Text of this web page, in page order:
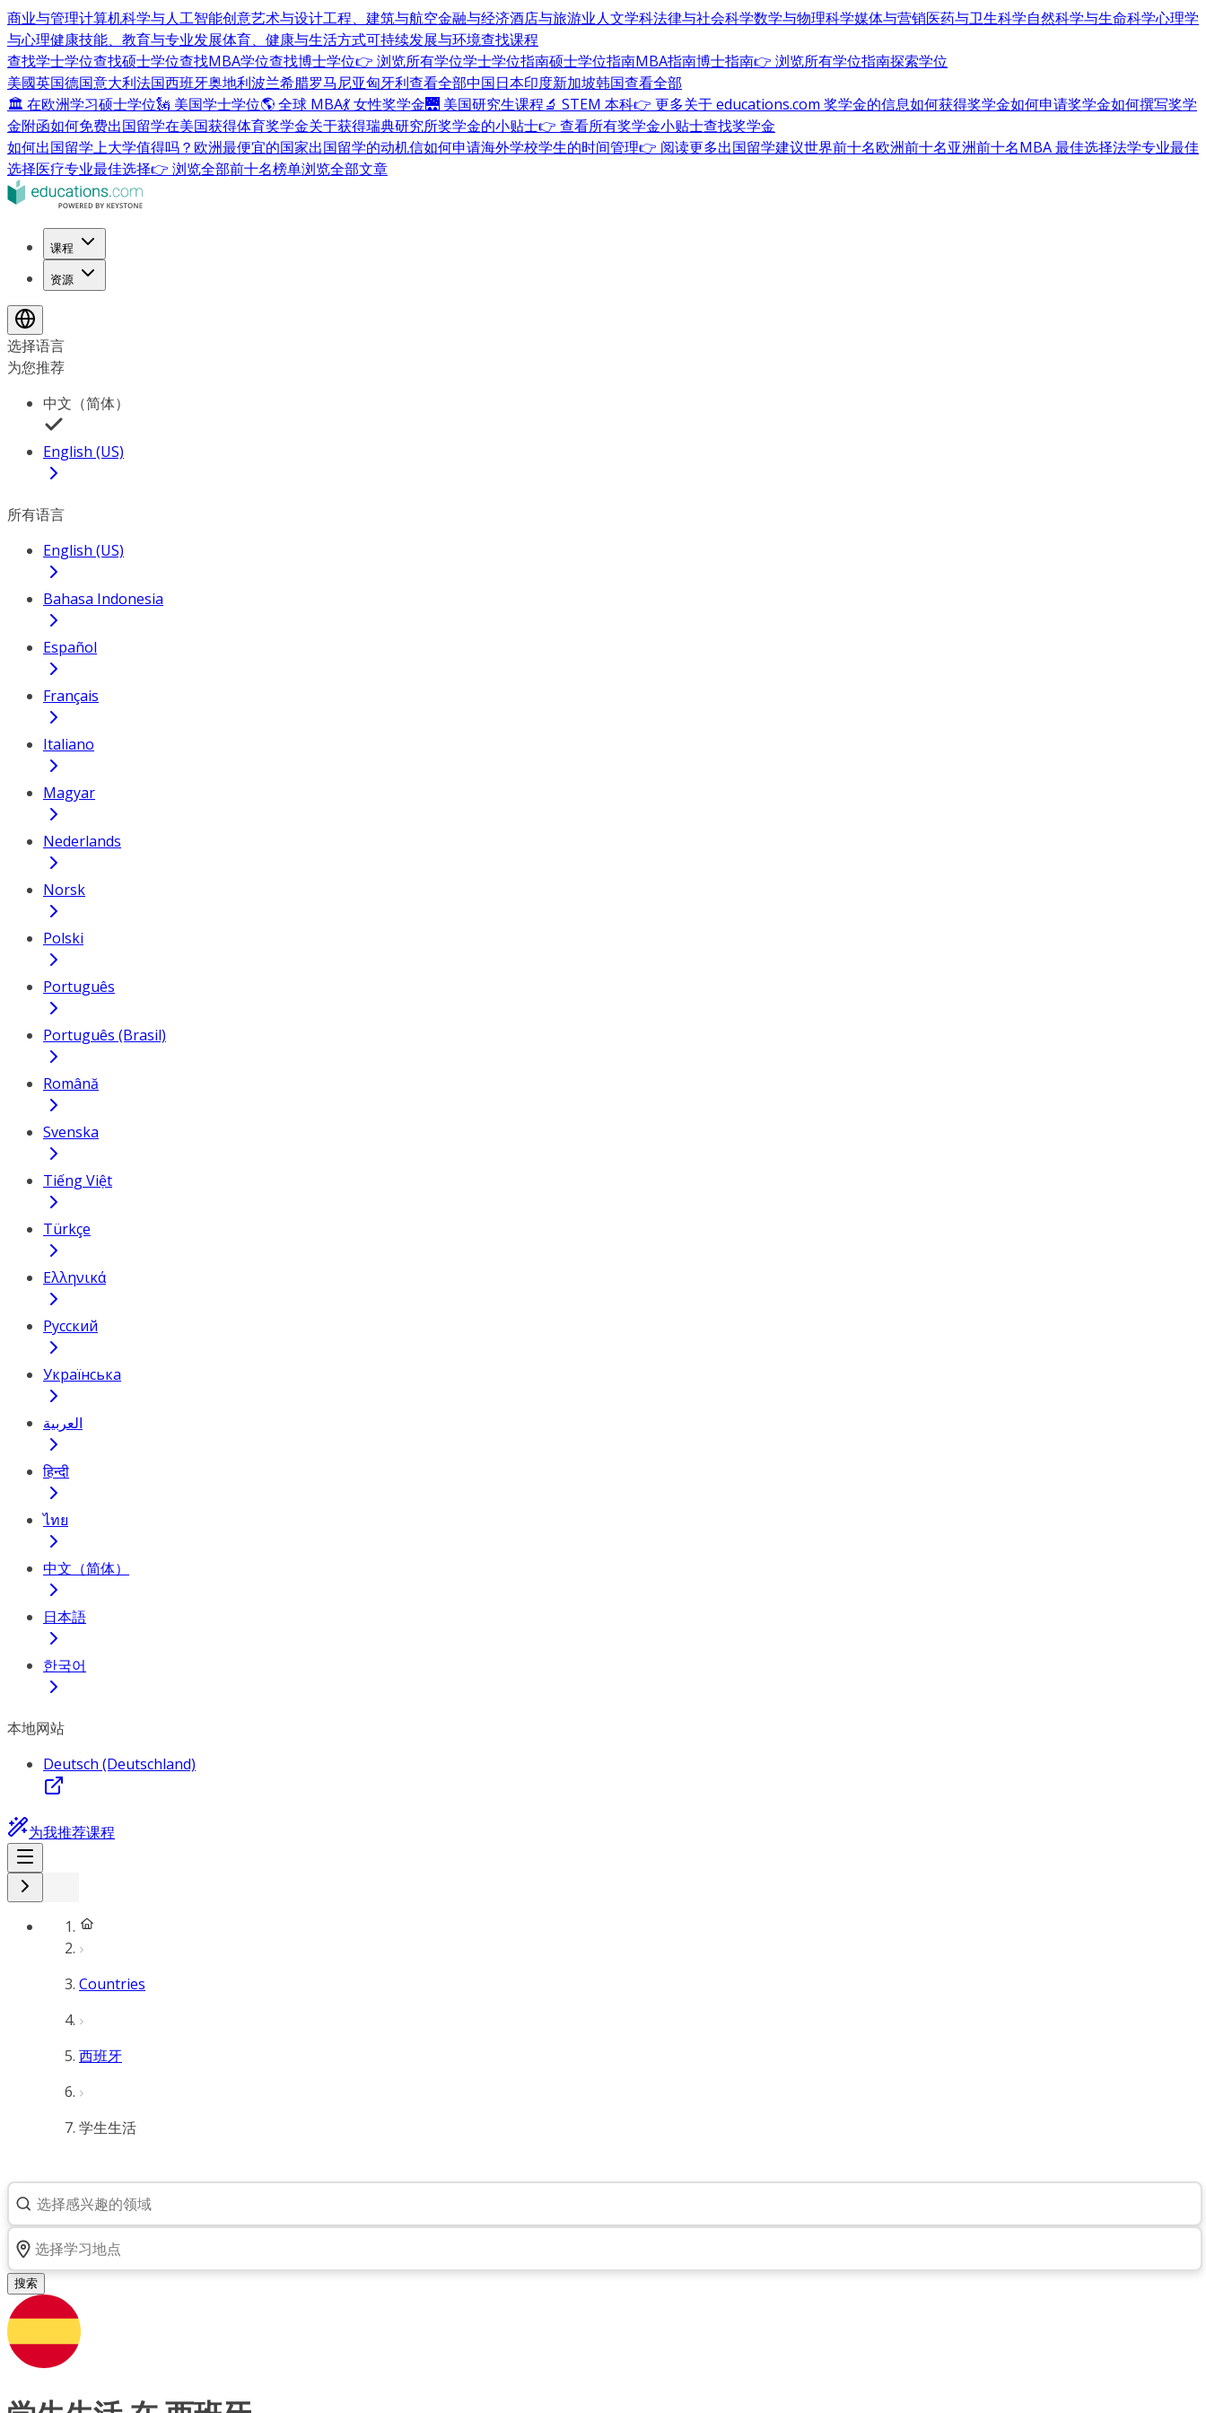
商业与管理计算机科学与人工智能创意艺术与设计工程、建筑与航空金融与经济酒店与旅游业人文学科法律与社会科学数学与物理科学媒体与营销医药与卫生科学自然科学与生命科学心理学
与心理健康技能、教育与专业发展体育、健康与生活方式可持续发展与环境查找课程
查找学士学位查找硕士学位查找MBA学位查找博士学位👉 浏览所有学位学士学位指南硕士学位指南MBA指南博士指南👉 浏览所有学位指南探索学位
美國英国德国意大利法国西班牙奥地利波兰希腊罗马尼亚匈牙利查看全部中国日本印度新加坡韩国查看全部
🏛 在欧洲学习硕士学位🗽 美国学士学位🌎 全球 MBA💃 女性奖学金🌉 美国研究生课程🔬 STEM 本科👉 更多关于 educations.com 奖学金的信息如何获得奖学金如何申请奖学金如何撰写奖学
金附函如何免费出国留学在美国获得体育奖学金关于获得瑞典研究所奖学金的小贴士👉 查看所有奖学金小贴士查找奖学金
如何出国留学上大学值得吗？ 欧洲最便宜的国家出国留学的动机信如何申请海外学校学生的时间管理👉 阅读更多出国留学建议世界前十名欧洲前十名亚洲前十名MBA 最佳选择法学专业最佳
选择医疗专业最佳选择👉 浏览全部前十名榜单浏览全部文章
课程
资源
选择语言
为您推荐
中文（简体）
English (US)
所有语言
English (US)
Bahasa Indonesia
Español
Français
Italiano
Magyar
Nederlands
Norsk
Polski
Português
Português (Brasil)
Română
Svenska
Tiếng Việt
Türkçe
Ελληνικά
Русский
Українська
العربية
हिन्दी
ไทย
中文（简体）
日本語
한국어
本地网站
Deutsch (Deutschland)
为我推荐课程
Countries
西班牙
学生生活
搜索